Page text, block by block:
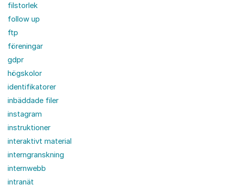
filstorlek
follow up
ftp
föreningar
gdpr
högskolor
identifikatorer
inbäddade filer
instagram
instruktioner
interaktivt material
interngranskning
internwebb
intranät